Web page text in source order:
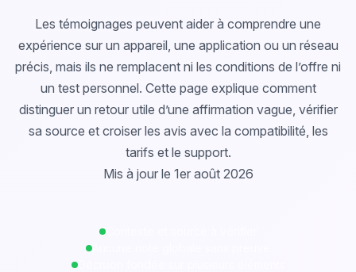
Les témoignages peuvent aider à comprendre une
expérience sur un appareil, une application ou un réseau
précis, mais ils ne remplacent ni les conditions de l’offre ni
un test personnel. Cette page explique comment
distinguer un retour utile d’une affirmation vague, vérifier
sa source et croiser les avis avec la compatibilité, les
tarifs et le support.
Mis à jour le 1er août 2026
Contexte et source à vérifier
Décision fondée sur plusieurs éléments